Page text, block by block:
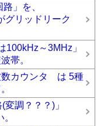
」を、
グリッドリーク
100kHz～3MHz」
帯。
数カウンタ は 5種
調？？？)」